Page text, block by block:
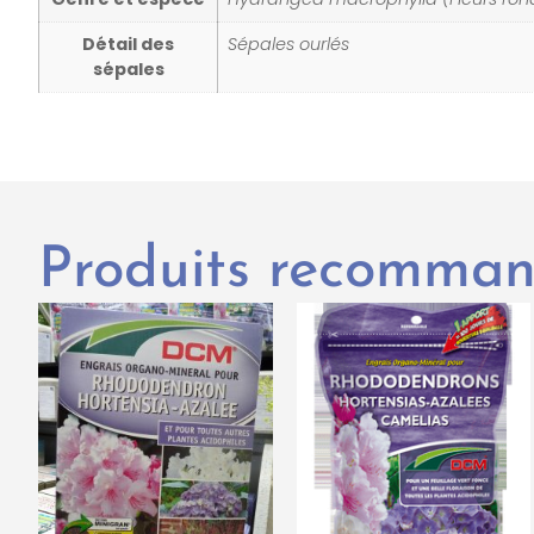
Détail des
sépales
Sépales ourlés
Produits